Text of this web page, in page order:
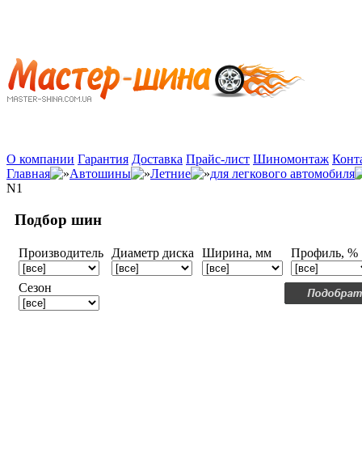
О компании Гарантия Доставка Прайс-лист Шиномонтаж
Главная
Автошины Летние
для легкового автомобиля
N1
Подбор шин
Производитель Диаметр диска Ширина, мм Профиль, %
Сезон